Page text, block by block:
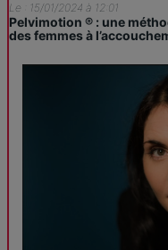
Le : 15/01/2024 à 12:01
Pelvimotion ® : une
des femmes à